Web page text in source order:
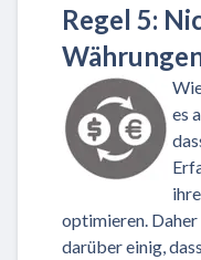
Regel 5:
es
optimieren. Daher
darüber einig,